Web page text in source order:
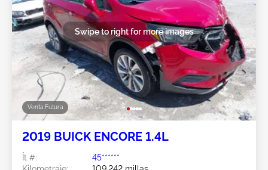
Venta Futura
Swipe to right for more images
2019 BUICK ENCORE 1.4L
Ít #:
45******